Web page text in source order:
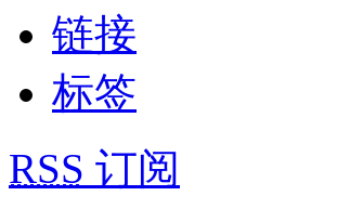
链接
标签
RSS 订阅